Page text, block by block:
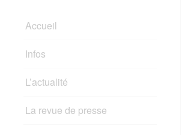
Accueil
Infos
L’actualité
La revue de presse